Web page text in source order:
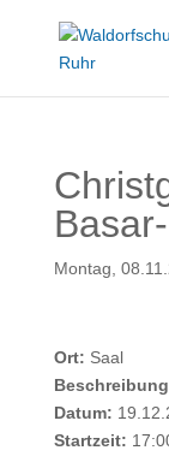
Montag,
Ort: Saal
Datum:
Startzeit: